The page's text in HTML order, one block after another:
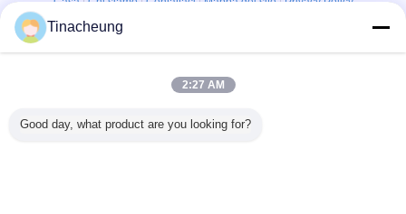
Copyright © 2016 - 2026 Shanghai Kinsom Precision Hardware Co.,ltd.
Tinacheung
2:27 AM
Good day, what product are you looking for?